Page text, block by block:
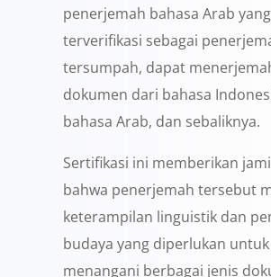
penerjemah bahasa Arab
terverifikasi sebagai
tersumpah, dapat
dokumen dari bahasa
bahasa Arab, dan sebaliknya.
Sertifikasi ini memberikan
bahwa penerjemah tersebut
keterampilan linguistik dan
budaya yang diperlukan untuk
menangani berbagai jenis